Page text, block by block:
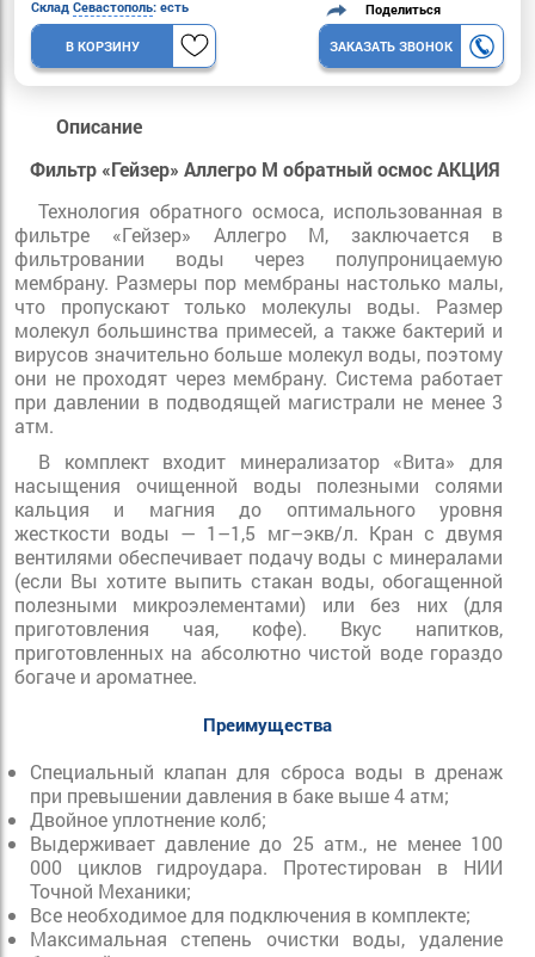
Склад Севастополь: есть
В КОРЗИНУ
Поделиться
ЗАКАЗАТЬ ЗВОНОК
Описание
Фильтр «Гейзер» Аллегро М обратный осмос АКЦИЯ
Технология обратного осмоса, использованная в
фильтре «Гейзер» Аллегро М, заключается в
фильтровании воды через полупроницаемую
мембрану. Размеры пор мембраны настолько малы,
что пропускают только молекулы воды. Размер
молекул большинства примесей, а также бактерий и
вирусов значительно больше молекул воды, поэтому
они не проходят через мембрану. Система работает
при давлении в подводящей магистрали не менее 3
атм.
В комплект входит минерализатор «Вита» для
насыщения очищенной воды полезными солями
кальция и магния до оптимального уровня
жесткости воды — 1–1,5 мг–экв/л. Кран с двумя
вентилями обеспечивает подачу воды с минералами
(если Вы хотите выпить стакан воды, обогащенной
полезными микроэлементами) или без них (для
приготовления чая, кофе). Вкус напитков,
приготовленных на абсолютно чистой воде гораздо
богаче и ароматнее.
Преимущества
Специальный клапан для сброса воды в дренаж
при превышении давления в баке выше 4 атм;
Двойное уплотнение колб;
Выдерживает давление до 25 атм., не менее 100
000 циклов гидроудара. Протестирован в НИИ
Точной Механики;
Все необходимое для подключения в комплекте;
Максимальная степень очистки воды, удаление